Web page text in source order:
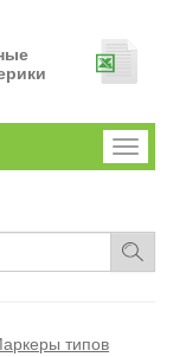
Toggle
типов